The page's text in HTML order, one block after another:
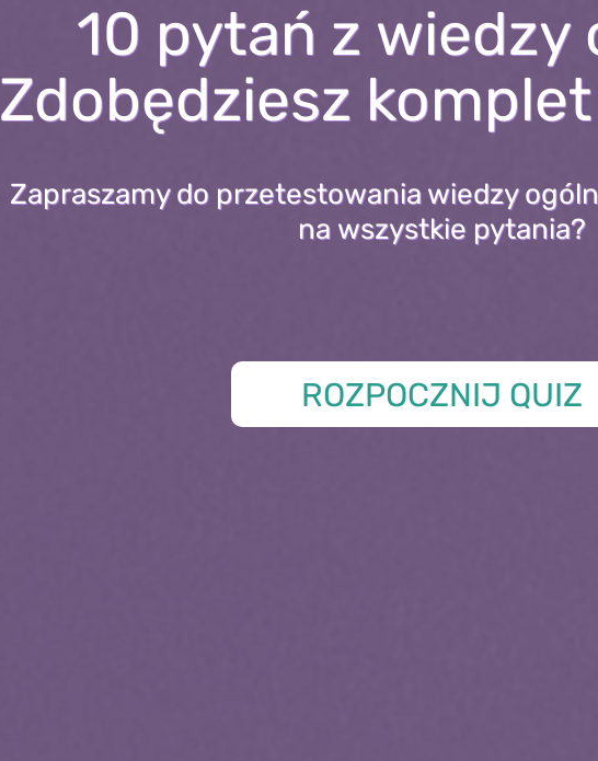
10 pytań z wiedzy
Zdobędziesz
Zapraszamy do przetestowania wiedzy
na wszystkie pytania?
ROZPOCZNIJ QUIZ